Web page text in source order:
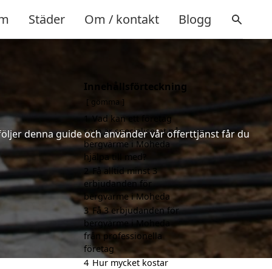
Städer Om / kontakt Blogg
denna guide och använder vår offerttjänst får du
Innehållsförteckning
gömma
1 Vad kan ett företag
som är specialiserat på
bergvärme i Moheda
hjälpa till med?
2 Få alltid minst 3
erbjudanden för
bergvärme i Moheda
3 Få 3 erbjudanden för
bergvärme i Moheda
från professionella
företag
4 Hur mycket kostar